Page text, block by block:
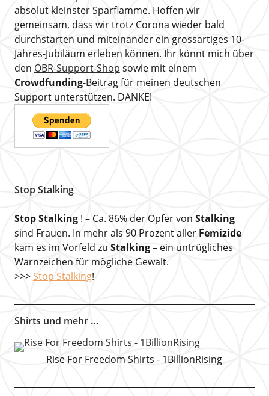
absolut kleinster Sparflamme. Hoffen wir
gemeinsam, dass wir trotz Corona wieder bald
durchstarten und miteinander ein grossartiges 10-
Jahres-Jubiläum erleben können. Ihr könnt mich über
den OBR-Support-Shop sowie mit einem
Crowdfunding-Beitrag für meinen deutschen
Support unterstützen. DANKE!
Stop Stalking
Stop Stalking! – Ca. 86% der Opfer von Stalking
sind Frauen. In mehr als 90 Prozent aller Femizide
kam es im Vorfeld zu Stalking– ein untrügliches
Warnzeichen für mögliche Gewalt.
>>> Stop Stalking!
Shirts und mehr …
Rise For Freedom Shirts - 1BillionRising